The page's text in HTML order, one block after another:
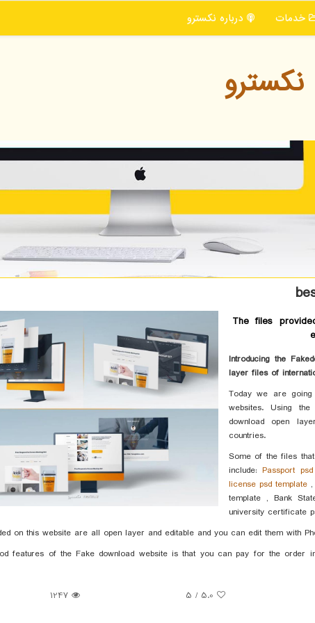
خدمات درباره نكسترو
نكسترو
The files
Introducing the
layer files of
Today we are
websites. Using the
download open
countries.
Some of the files
include: Passport
license psd template,
template , Bank
university certificate
on this website are all open layer and editable and you can edit them with
features of the Fake download website is that you can pay for the order
5.0
/ 5
1247